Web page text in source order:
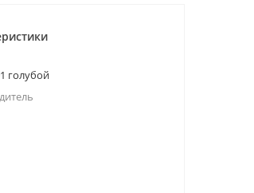
голубой